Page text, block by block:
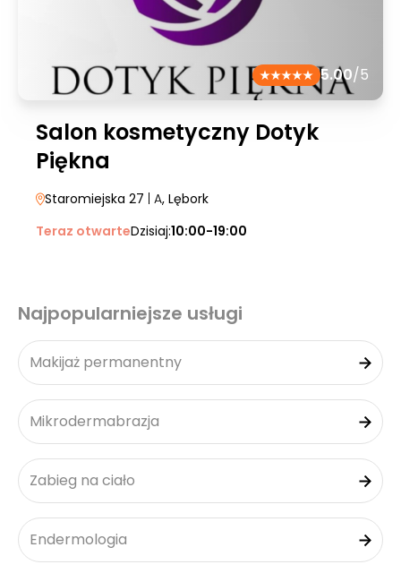
5.00/5
Salon kosmetyczny Dotyk
Piękna
Staromiejska 27 | A, Lębork
Teraz otwarteDzisiaj:10:00-19:00
Najpopularniejsze usługi
Makijaż permanentny
Mikrodermabrazja
Zabieg na ciało
Endermologia